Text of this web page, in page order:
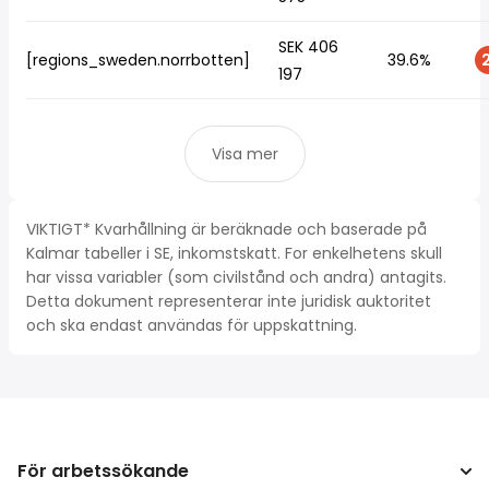
[regions_sweden.norrbotten]
SEK 406
197
39.6%
Visa mer
VIKTIGT* Kvarhållning är beräknade och baserade på
Kalmar tabeller i SE, inkomstskatt. For enkelhetens skull
har vissa variabler (som civilstånd och andra) antagits.
Detta dokument representerar inte juridisk auktoritet
och ska endast användas för uppskattning.
För arbetssökande